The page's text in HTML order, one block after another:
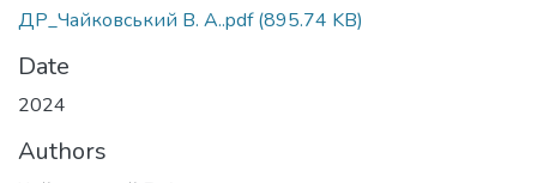
ДР_Чайковський В. А..pdf(895.74 KB)
Date
2024
Authors